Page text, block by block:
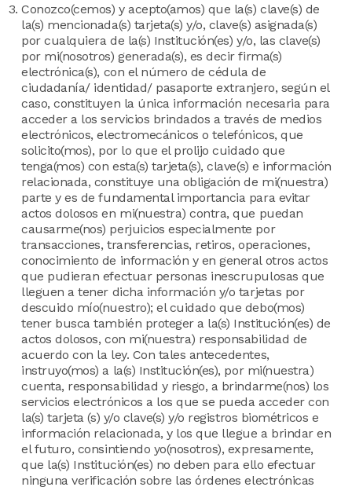
Conozco(cemos) y acepto(amos) que la(s) clave(s) de
la(s) mencionada(s) tarjeta(s) y/o, clave(s) asignada(s)
por cualquiera de la(s) Institución(es) y/o, las clave(s)
por mi(nosotros) generada(s), es decir firma(s)
electrónica(s), con el número de cédula de
ciudadanía/ identidad/ pasaporte extranjero, según el
caso, constituyen la única información necesaria para
acceder a los servicios brindados a través de medios
electrónicos, electromecánicos o telefónicos, que
solicito(mos), por lo que el prolijo cuidado que
tenga(mos) con esta(s) tarjeta(s), clave(s) e información
relacionada, constituye una obligación de mi(nuestra)
parte y es de fundamental importancia para evitar
actos dolosos en mi(nuestra) contra, que puedan
causarme(nos) perjuicios especialmente por
transacciones, transferencias, retiros, operaciones,
conocimiento de información y en general otros actos
que pudieran efectuar personas inescrupulosas que
lleguen a tener dicha información y/o tarjetas por
descuido mío(nuestro); el cuidado que debo(mos)
tener busca también proteger a la(s) Institución(es) de
actos dolosos, con mi(nuestra) responsabilidad de
acuerdo con la ley. Con tales antecedentes,
instruyo(mos) a la(s) Institución(es), por mi(nuestra)
cuenta, responsabilidad y riesgo, a brindarme(nos) los
servicios electrónicos a los que se pueda acceder con
la(s) tarjeta (s) y/o clave(s) y/o registros biométricos e
información relacionada, y los que llegue a brindar en
el futuro, consintiendo yo(nosotros), expresamente,
que la(s) Institución(es) no deben para ello efectuar
ninguna verificación sobre las órdenes electrónicas